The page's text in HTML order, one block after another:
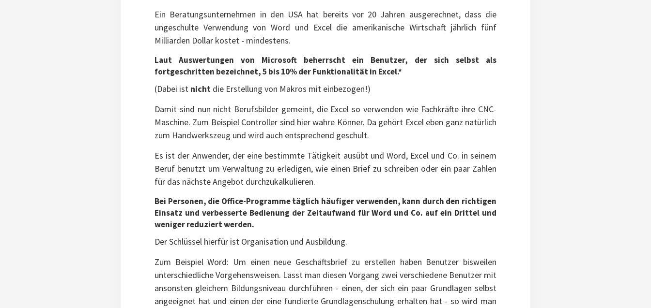
Ein Beratungsunternehmen in den USA hat bereits vor 20 Jahren ausgerechnet, dass die
ungeschulte Verwendung von Word und Excel die amerikanische Wirtschaft jährlich fünf
Milliarden Dollar kostet - mindestens.
Laut Auswertungen von Microsoft beherrscht ein Benutzer, der sich selbst als
fortgeschritten bezeichnet, 5 bis 10% der Funktionalität in Excel.*
(Dabei ist nicht die Erstellung von Makros mit einbezogen!)
Damit sind nun nicht Berufsbilder gemeint, die Excel so verwenden wie Fachkräfte ihre CNC-
Maschine. Zum Beispiel Controller sind hier wahre Könner. Da gehört Excel eben ganz natürlich
zum Handwerkszeug und wird auch entsprechend geschult.
Es ist der Anwender, der eine bestimmte Tätigkeit ausübt und Word, Excel und Co. in seinem
Beruf benutzt um Verwaltung zu erledigen, wie einen Brief zu schreiben oder ein paar Zahlen
für das nächste Angebot durchzukalkulieren.
Bei Personen, die Office-Programme täglich häufiger verwenden, kann durch den richtigen
Einsatz und verbesserte Bedienung der Zeitaufwand für Word und Co. auf ein Drittel und
weniger reduziert werden.
Der Schlüssel hierfür ist Organisation und Ausbildung.
Zum Beispiel Word: Um einen neue Geschäftsbrief zu erstellen haben Benutzer bisweilen
unterschiedliche Vorgehensweisen. Lässt man diesen Vorgang zwei verschiedene Benutzer mit
ansonsten gleichem Bildungsniveau durchführen - einen, der sich ein paar Grundlagen selbst
angeeignet hat und einen der eine fundierte Grundlagenschulung erhalten hat - so wird man